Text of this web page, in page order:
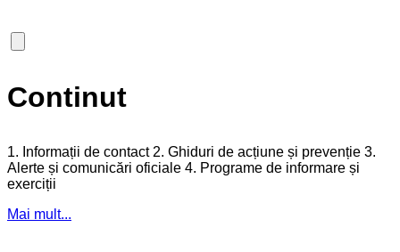
Continut
1. Informații de contact 2. Ghiduri de acțiune și prevenție 3.
Alerte și comunicări oficiale 4. Programe de informare și
exerciții
Mai mult...